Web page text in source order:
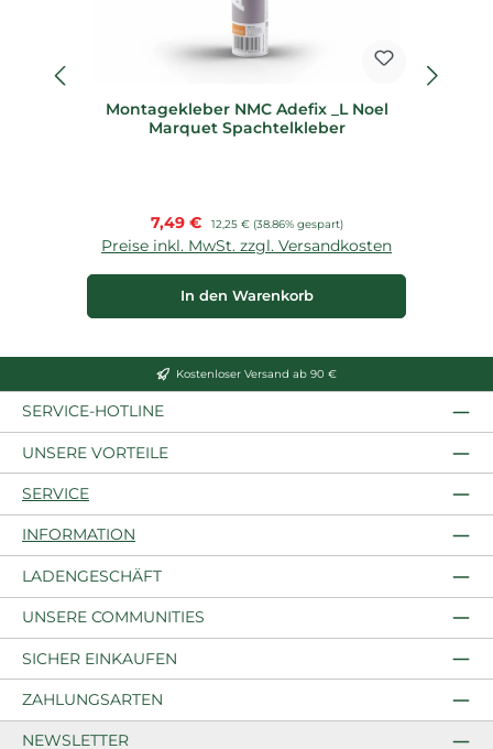
Montagekleber NMC Adefix _L Noel
Marquet Spachtelkleber
Verkaufspreis:
7,49 € Regulärer Preis:
12,25 € (38.86% gespart)
Preise inkl. MwSt. zzgl. Versandkosten
In den Warenkorb
Kostenloser Versand ab 90 €
SERVICE-HOTLINE
UNSERE VORTEILE
SERVICE
INFORMATION
LADENGESCHÄFT
UNSERE COMMUNITIES
SICHER EINKAUFEN
ZAHLUNGSARTEN
NEWSLETTER